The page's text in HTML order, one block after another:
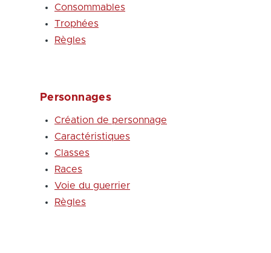
Consommables
Trophées
Règles
Personnages
Création de personnage
Caractéristiques
Classes
Races
Voie du guerrier
Règles